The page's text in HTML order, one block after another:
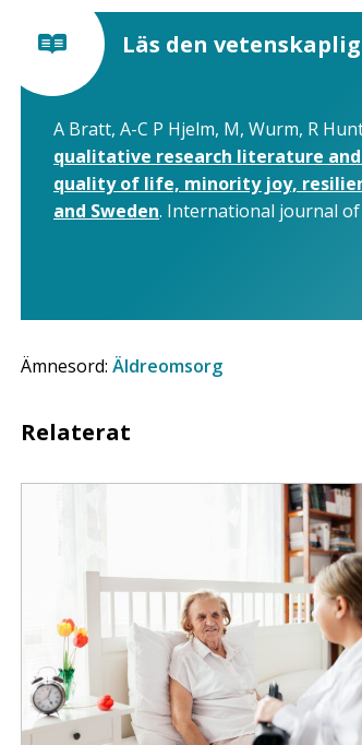
Läs den
A Bratt, A-C P Hjelm, M, Wurm, R
qualitative research literature and
quality of life, minority joy,
and Sweden. International journal
Ämnesord: Äldreomsorg
Relaterat